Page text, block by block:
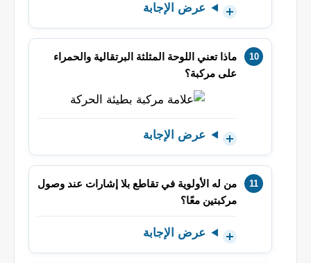
عرض الإجابة
ماذا تعني اللوحة المثلثة البرتقالية والحمراء
على مركبة؟
عرض الإجابة
من له الأولوية في تقاطع بلا إشارات عند وصول
مركبتين معًا؟
عرض الإجابة